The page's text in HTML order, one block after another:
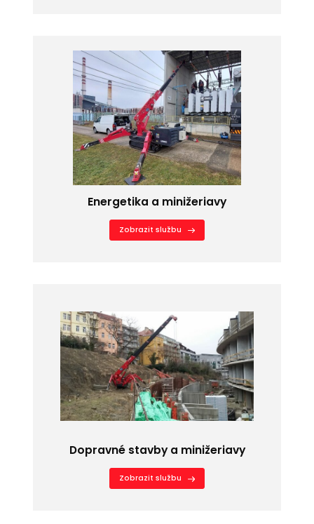
Energetika a minižeriavy
Zobrazit službu
Dopravné stavby a minižeriavy
Zobrazit službu